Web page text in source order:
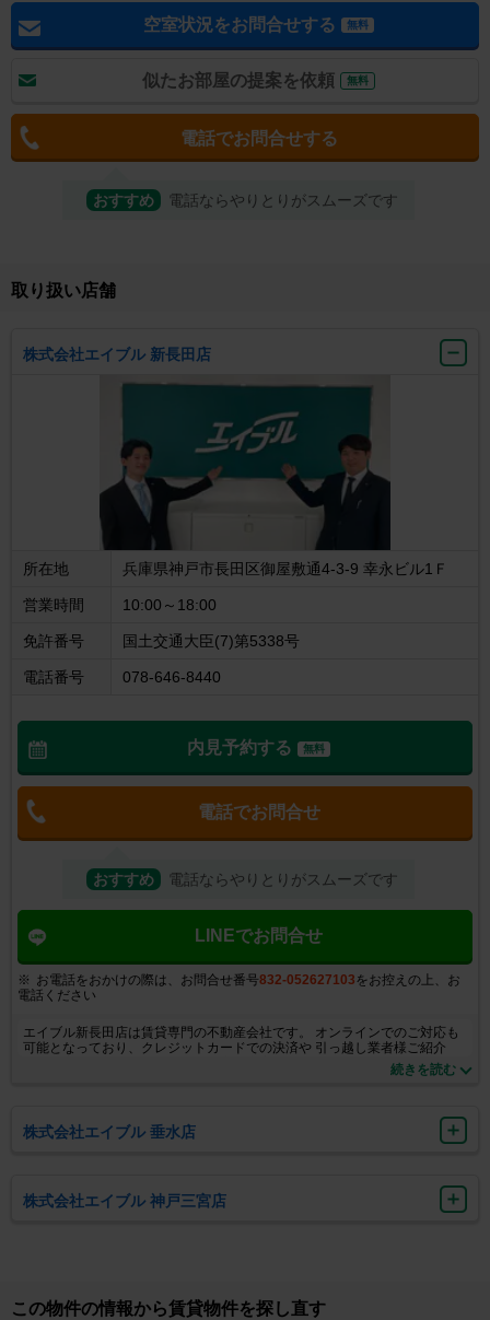
空室状況をお問合せする 無料
似たお部屋の提案を依頼 無料
電話でお問合せする
おすすめ 電話ならやりとりがスムーズです
取り扱い店舗
株式会社エイブル 新長田店
所在地 兵庫県神戸市長田区御屋敷通4-3-9 幸永ビル1Ｆ
営業時間 10:00～18:00
免許番号 国土交通大臣(7)第5338号
電話番号 078-646-8440
内見予約する 無料
電話でお問合せ
おすすめ 電話ならやりとりがスムーズです
LINEでお問合せ
お電話をおかけの際は、お問合せ番号832-052627103 をお控えの上、お
電話ください
エイブル新長田店は賃貸専門の不動産会社です。 オンラインでのご対応も
可能となっており、クレジットカードでの決済や 引っ越し業者様ご紹介
等、お客様の新生活のサポート内容も充実しております。 なお、住居の仲
介手数料は全ての物件が賃料の半月分（税別）となっており、 初期費用の
続きを読む
株式会社エイブル 垂水店
株式会社エイブル 神戸三宮店
この物件の情報から賃貸物件を探し直す